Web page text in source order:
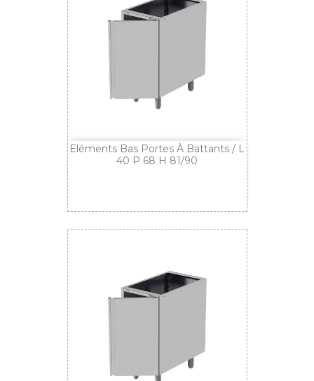
Eléments Bas Portes À Battants / L
40 P 68 H 81/90